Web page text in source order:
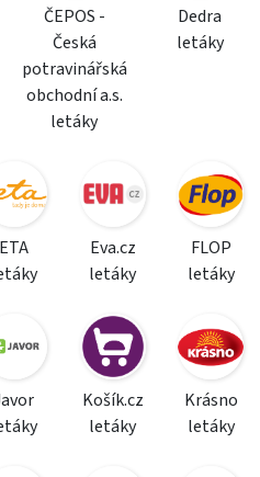
ČEPOS -
Česká
potravinářská
obchodní a.s.
letáky
Dedra
letáky
ETA
Eva.cz
letáky
FLOP
letáky
Košík.cz
letáky
Krásno
letáky